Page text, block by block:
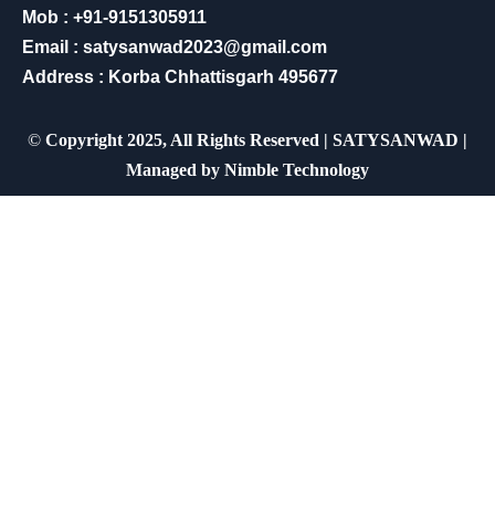
Mob : +91-9151305911
Email : satysanwad2023@gmail.com
Address : Korba Chhattisgarh 495677
© Copyright 2025, All Rights Reserved | SATYSANWAD |
Managed by Nimble Technology